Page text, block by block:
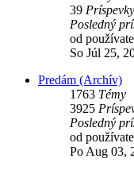
39 Príspevky
Posledný
od
So Júl 25,
Predám (Archív)
1763 Témy
3925
Posledný
od
Po Aug 03,